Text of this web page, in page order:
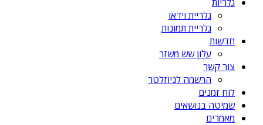
גלריית וידאו
גלריית תמונות
חדשות
עלון שש משזר
צור קשר
הרשמה לניוזלטר
לוח זמנים
שמיטה בנושאים
מאמרים